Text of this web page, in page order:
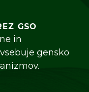
GSO
in
gensko